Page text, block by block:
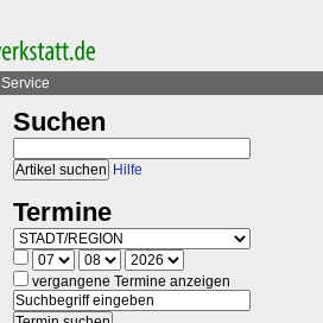
Service
Suchen
Hilfe
Termine
vergangene Termine anzeigen